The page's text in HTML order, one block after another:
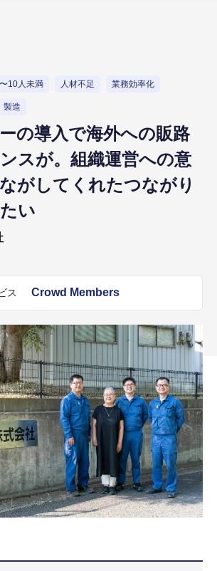
〜10人未満 人材不足 業務効率化
製造
の導入で海外への販路
スが。組織運営への意
がしてくれたつながり
い
ス Crowd Members